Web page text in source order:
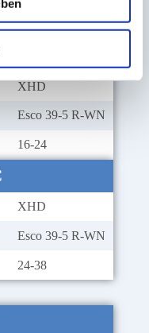
8-16
XHD
Esco 39-5 R-WN
16-24
XHD
Esco 39-5 R-WN
24-38